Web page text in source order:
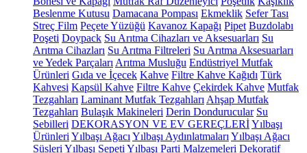
Beslenme Kutusu Damacana Pompası Ekmeklik Sefer Tası
Streç Film Peçete Yüzüğü Kavanoz Kapağı Pipet Buzdolabı
Poşeti Doypack Su Arıtma Cihazları ve Aksesuarları Su
Arıtma Cihazları Su Arıtma Filtreleri Su Arıtma Aksesuarları
ve Yedek Parçaları Arıtma Musluğu Endüstriyel Mutfak
Ürünleri Gıda ve İçecek Kahve Filtre Kahve Kağıdı Türk
Kahvesi Kapsül Kahve Filtre Kahve Çekirdek Kahve Mutfak
Tezgahları Laminant Mutfak Tezgahları Ahşap Mutfak
Tezgahları Bulaşık Makineleri Derin Dondurucular Su
Sebilleri DEKORASYON VE EV GEREÇLERİYılbaşı
Ürünleri Yılbaşı Ağacı Yılbaşı Aydınlatmaları Yılbaşı Ağacı
Süsleri Yılbaşı Sepeti Yılbaşı Parti Malzemeleri Dekoratif